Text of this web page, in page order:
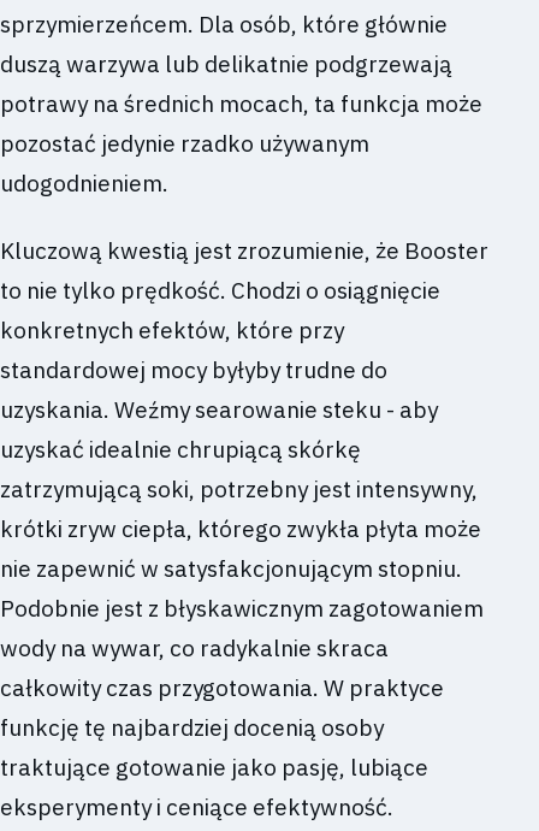
sprzymierzeńcem. Dla osób, które głównie
duszą warzywa lub delikatnie podgrzewają
potrawy na średnich mocach, ta funkcja może
pozostać jedynie rzadko używanym
udogodnieniem.
Kluczową kwestią jest zrozumienie, że Booster
to nie tylko prędkość. Chodzi o osiągnięcie
konkretnych efektów, które przy
standardowej mocy byłyby trudne do
uzyskania. Weźmy searowanie steku - aby
uzyskać idealnie chrupiącą skórkę
zatrzymującą soki, potrzebny jest intensywny,
krótki zryw ciepła, którego zwykła płyta może
nie zapewnić w satysfakcjonującym stopniu.
Podobnie jest z błyskawicznym zagotowaniem
wody na wywar, co radykalnie skraca
całkowity czas przygotowania. W praktyce
funkcję tę najbardziej docenią osoby
traktujące gotowanie jako pasję, lubiące
eksperymenty i ceniące efektywność.